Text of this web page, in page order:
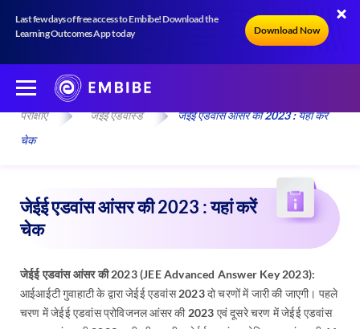
Last few days of free access to Embibe! Download the
Learning Outcomes App today
Download Now
परीक्षाएँ जेईई एडवांस्ड
जेईई एडवांस आंसर की 2023 : यहां करें
चेक
जेईई एडवांस आंसर की 2023 : यहां करें
चेक
जेईई एडवांस आंसर की 2023 (JEE Advanced Answer Key 2023):
आईआईटी गुवाहाटी के द्वारा जेईई एडवांस 2023 दो चरणों में जारी की जाएगी। पहले
चरण में जेईई एडवांस प्रोविजनल आंसर की 2023 एवं दूसरे चरण में जेईई एडवांस